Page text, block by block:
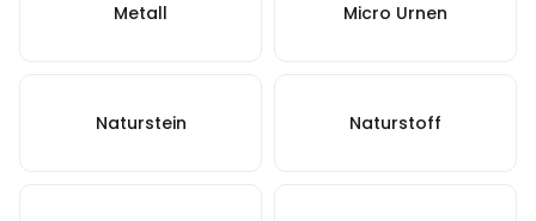
Metall Micro Urnen
Naturstein Naturstoff